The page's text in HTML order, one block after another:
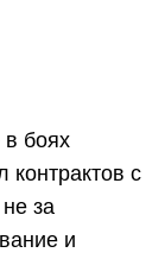
в боях
контрактов с
за
и